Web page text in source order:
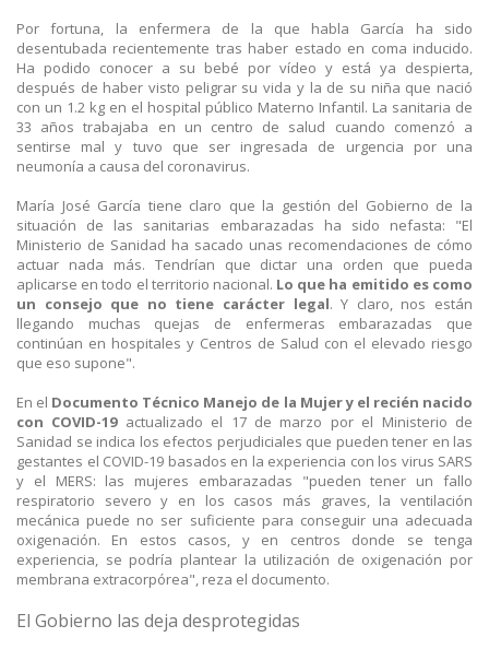
Por fortuna, la enfermera de la que habla García ha sido
desentubada recientemente tras haber estado en coma inducido.
Ha podido conocer a su bebé por vídeo y está ya despierta,
después de haber visto peligrar su vida y la de su niña que nació
con un 1.2 kg en el hospital público Materno Infantil. La sanitaria de
33 años trabajaba en un centro de salud cuando comenzó a
sentirse mal y tuvo que ser ingresada de urgencia por una
neumonía a causa del coronavirus.
María José García tiene claro que la gestión del Gobierno de la
situación de las sanitarias embarazadas ha sido nefasta: "El
Ministerio de Sanidad ha sacado unas recomendaciones de cómo
actuar nada más. Tendrían que dictar una orden que pueda
aplicarse en todo el territorio nacional. Lo que ha emitido es como
un consejo que no tiene carácter legal. Y claro, nos están
llegando muchas quejas de enfermeras embarazadas que
continúan en hospitales y Centros de Salud con el elevado riesgo
que eso supone".
En el Documento Técnico Manejo de la Mujer y el recién nacido
con COVID-19actualizado el 17 de marzo por el Ministerio de
Sanidad se indica los efectos perjudiciales que pueden tener en las
gestantes el COVID-19 basados en la experiencia con los virus SARS
y el MERS: las mujeres embarazadas "pueden tener un fallo
respiratorio severo y en los casos más graves, la ventilación
mecánica puede no ser suficiente para conseguir una adecuada
oxigenación. En estos casos, y en centros donde se tenga
experiencia, se podría plantear la utilización de oxigenación por
membrana extracorpórea", reza el documento.
El Gobierno las deja desprotegidas